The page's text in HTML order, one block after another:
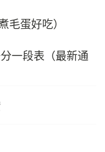
毛蛋好吃）
一段表（最新通